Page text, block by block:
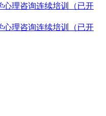
心理咨询连续培训（已开
心理咨询连续培训（已开